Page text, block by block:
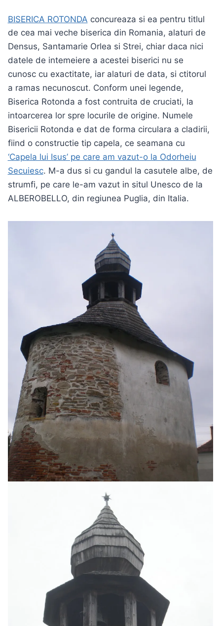
BISERICA ROTONDA concureaza si ea pentru titlul
de cea mai veche biserica din Romania, alaturi de
Densus, Santamarie Orlea si Strei, chiar daca nici
datele de intemeiere a acestei biserici nu se
cunosc cu exactitate, iar alaturi de data, si ctitorul
a ramas necunoscut. Conform unei legende,
Biserica Rotonda a fost contruita de cruciati, la
intoarcerea lor spre locurile de origine. Numele
Bisericii Rotonda e dat de forma circulara a cladirii,
fiind o constructie tip capela, ce seamana cu
‘Capela lui Isus’ pe care am vazut-o la Odorheiu
Secuiesc. M-a dus si cu gandul la casutele albe, de
strumfi, pe care le-am vazut in situl Unesco de la
ALBEROBELLO, din regiunea Puglia, din Italia.